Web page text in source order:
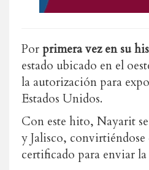
Porprimera vez en su
estado ubicado en el
la autorización para
Estados Unidos.
Con este hito, Nayarit
y Jalisco, convirtiéndose
certificado para enviar